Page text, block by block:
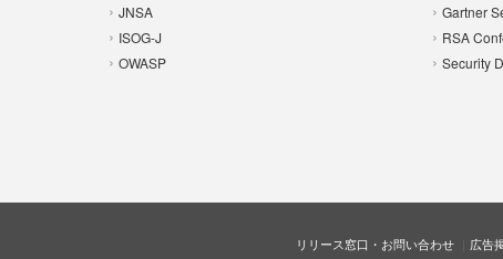
JNSA
ISOG-J
OWASP
Gartner
RSA
Security
リリース窓口・お問い合わせ 広告